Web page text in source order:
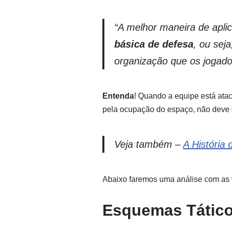
“A melhor maneira de
básica de defesa, ou
organização que os
Entenda! Quando a equipe está
pela ocupação do espaço, não
Veja também –A História
Abaixo faremos uma análise com as
Esquemas